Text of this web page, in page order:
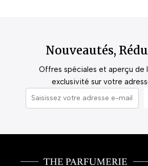
Nouveautés,
Offres spéciales et aperçu de
exclusivité sur votre